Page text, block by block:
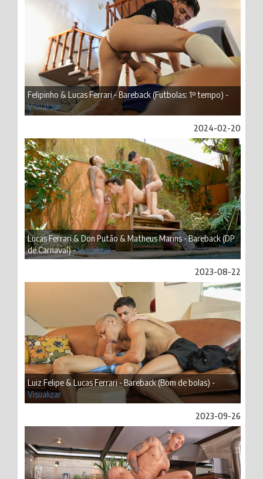
Felipinho & Lucas Ferrari - Bareback (Futbolas: 1º tempo) -
Visualizar
2024-02-20
Lucas Ferrari & Don Putão & Matheus Marins - Bareback (DP
de Carnaval) -Visualizar
2023-08-22
Luiz Felipe & Lucas Ferrari - Bareback (Bom de bolas) -
Visualizar
2023-09-26